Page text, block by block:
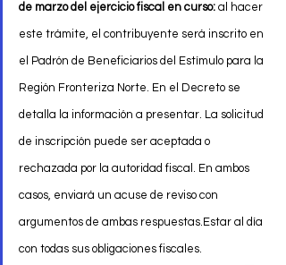
de marzo del ejercicio fiscal en curso: al hacer
este trámite, el contribuyente será inscrito en
el Padrón de Beneficiarios del Estímulo para la
Región Fronteriza Norte. En el Decreto se
detalla la información a presentar. La solicitud
de inscripción puede ser aceptada o
rechazada por la autoridad fiscal. En ambos
casos, enviará un acuse de reviso con
argumentos de ambas respuestas.Estar al día
con todas sus obligaciones fiscales.